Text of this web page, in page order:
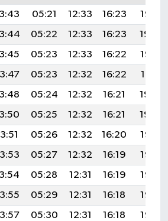
05:21 12:33 16:23
19:35
05:22 12:33 16:23
19:34
05:23 12:33 16:22
19:33
05:23 12:32 16:22
19:31
05:24 12:32 16:21
19:30
05:25 12:32 16:21
19:29
05:26 12:32 16:20
19:27
05:27 12:32 16:19
19:26
05:28 12:31 16:19
19:25
05:29 12:31 16:18
19:23
05:30 12:31 16:18
19:22